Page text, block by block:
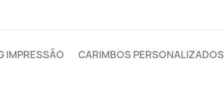
IMPRESSÃO CARIMBOS PERSONALIZADOS